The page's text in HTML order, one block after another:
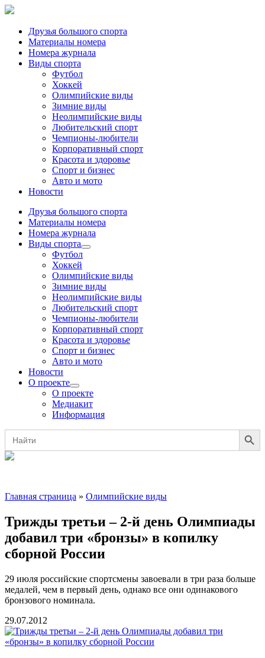
Друзья большого спорта
Материалы номера
Номера журнала
Виды спорта
Футбол
Хоккей
Олимпийские виды
Зимние виды
Неолимпийские виды
Любительский спорт
Чемпионы-любители
Корпоративный спорт
Красота и здоровье
Спорт и бизнес
Авто и мото
Новости
Друзья большого спорта
Материалы номера
Номера журнала
Виды спорта
Футбол
Хоккей
Олимпийские виды
Зимние виды
Неолимпийские виды
Любительский спорт
Чемпионы-любители
Корпоративный спорт
Красота и здоровье
Спорт и бизнес
Авто и мото
Новости
О проекте
О проекте
Медиакит
Информация
Search
for:
Search Button
Главная страница » Олимпийские виды
Трижды третьи – 2-й день Олимпиады
добавил три «бронзы» в копилку
сборной России
29 июля российские спортсмены завоевали в три раза больше
медалей, чем в первый день, однако все они одинакового
бронзового номинала.
29.07.2012